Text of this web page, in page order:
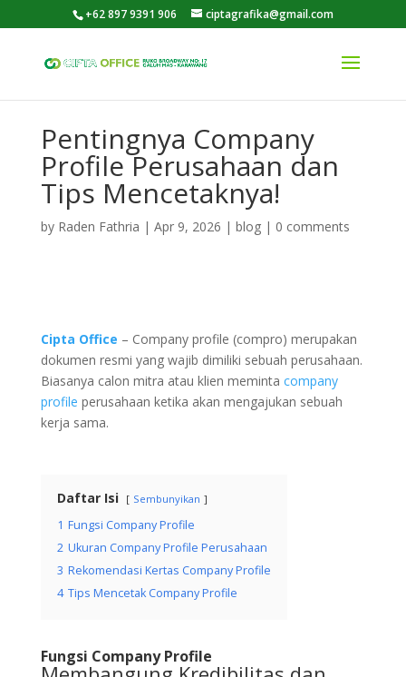
+62 897 9391 906 ciptagrafika@gmail.com
Pentingnya Company
Profile Perusahaan dan
Tips Mencetaknya!
by Raden Fathria | Apr 9, 2026 | blog| 0 comments
Cipta Office – Company profile (compro) merupakan
dokumen resmi yang wajib dimiliki sebuah perusahaan.
Biasanya calon mitra atau klien meminta company
profile perusahaan ketika akan mengajukan sebuah
kerja sama.
Daftar Isi Sembunyikan
1 Fungsi Company Profile
2 Ukuran Company Profile Perusahaan
3 Rekomendasi Kertas Company Profile
4 Tips Mencetak Company Profile
Fungsi Company Profile